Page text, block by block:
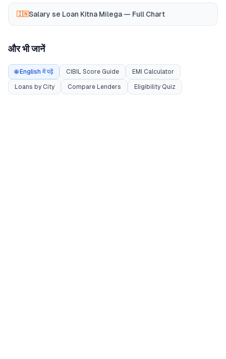
🇮🇳Salary se Loan Kitna Milega — Full Chart
और भी जानें
🌐 English में पढ़ें CIBIL Score Guide EMI Calculator
Loans by City Compare Lenders Eligibility Quiz